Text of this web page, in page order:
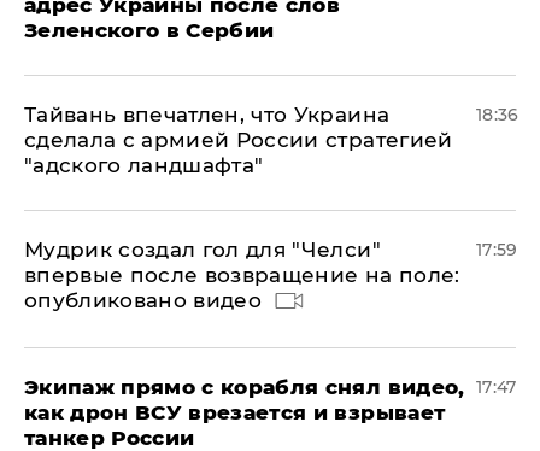
адрес Украины после слов
Зеленского в Сербии
Тайвань впечатлен, что Украина
сделала с армией России стратегией
"адского ландшафта"
18:36
Мудрик создал гол для "Челси"
впервые после возвращение на поле:
опубликовано видео
17:59
Экипаж прямо с корабля снял видео,
как дрон ВСУ врезается и взрывает
танкер России
17:47